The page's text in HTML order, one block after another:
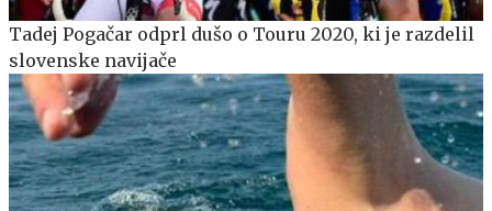
Tadej Pogačar odprl dušo o Touru 2020, ki je razdelil
slovenske navijače